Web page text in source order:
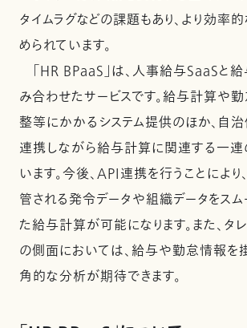
タイムラグなどの課題もあり、より効率
められています。
「HR BPaaS」は、人事給与SaaSと
み合わせたサービスです。給与計算や
整等にかかるシステム提供のほか、自
連携しながら給与計算に関連する一連
います。今後、API連携を行うことにより
管される発令データや組織データをス
た給与計算が可能になります。また、タ
の側面においては、給与や勤怠情報を
角的な分析が期待できます。